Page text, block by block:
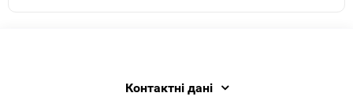
Контактні дані